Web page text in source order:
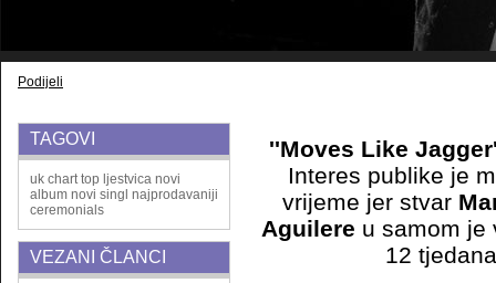
Podijeli
TAGOVI
uk chart top ljestvica novi
album novi singl najprodavaniji
ceremonials
VEZANI ČLANCI
''Moves Like
Interes publike je
vrijeme jer stvar
Aguilere u samom je
12